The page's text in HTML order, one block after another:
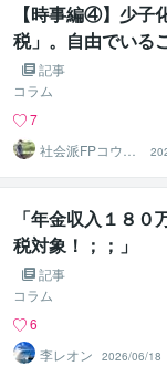
【時事編④】少子
税」。自由でいる
のか？
記事
コラム
7
社会派FPコウダ
イ｜資産を守り
心を楽に
「年金収入１８
税対象！；；」
記事
コラム
6
李レオン
2026/06/18